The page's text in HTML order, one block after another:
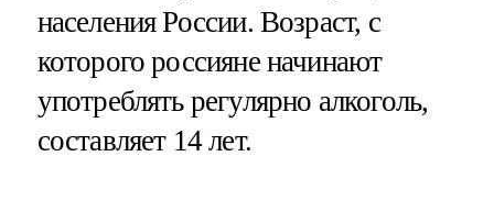
населения России. Возраст, с
которого россияне начинают
употреблять регулярно алкоголь,
составляет 14 лет.